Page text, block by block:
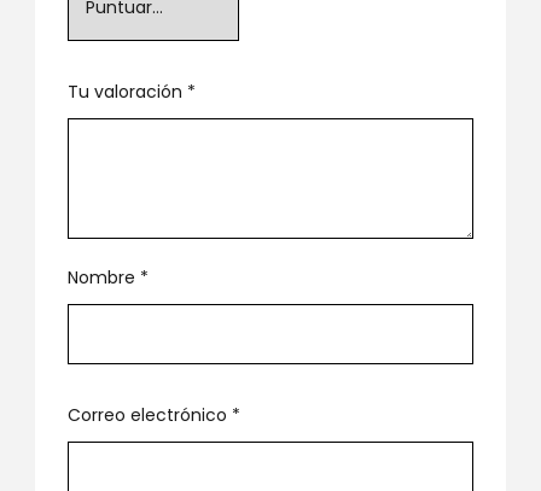
Tu valoración *
Nombre *
Correo electrónico *